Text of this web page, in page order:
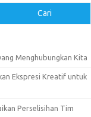
Cari
Menghubungkan Kita
Ekspresi Kreatif untuk
Perselisihan Tim